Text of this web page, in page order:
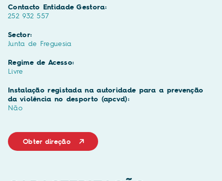
Contacto Entidade Gestora:
252 932 557
Sector:
Junta de Freguesia
Regime de Acesso:
Livre
Instalação registada na autoridade para a prevenção
da violência no desporto (apcvd):
Não
Obter direção